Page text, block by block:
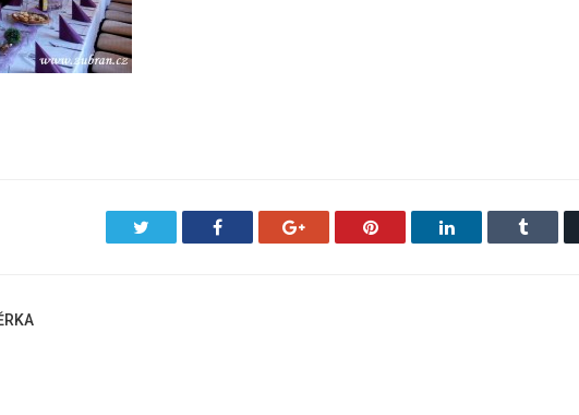
Facebook Google+ Pinterest LinkedIn Tumblr